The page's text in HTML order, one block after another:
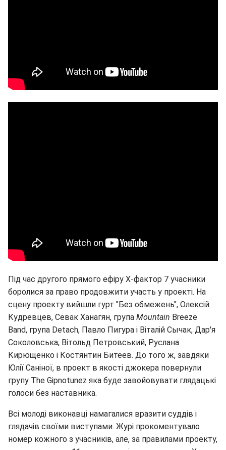
Під час другого прямого ефіру Х-фактор 7 учасники
боролися за право продовжити участь у проекті. На
сцену проекту вийшли гурт "Без обмежень", Олексій
Кудревцев, Севак Ханагян, група Mountain Breeze
Band, група Detach, Павло Пигура і Віталій Сычак, Дар'я
Соколовська, Вітольд Петровський, Руслана
Кирющенко і Костянтин Битеев. До того ж, завдяки
Юлії Саніної, в проект в якості джокера повернули
групу The Gipnotunez яка буде завойовувати глядацькі
голоси без наставника.
Всі молоді виконавці намагалися вразити суддів і
глядачів своїми виступами. Журі прокоментувало
номер кожного з учасників, але, за правилами проекту,